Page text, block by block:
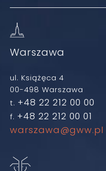
Warszawa
ul. Książęca 4
00-498 Warszawa
t. +48 22 212 00 00
f. +48 22 212 00 01
warszawa@gww.pl